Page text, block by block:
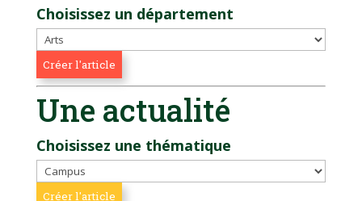
Choisissez un département
Une actualité
Choisissez une thématique